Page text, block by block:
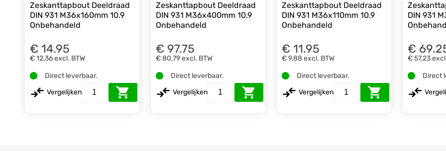
Zeskanttapbout Deeldraad
DIN 931 M36x160mm 10.9
Onbehandeld
€ 14.95
€ 12,36excl. BTW
Direct leverbaar.
Vergelijken
Zeskanttapbout Deeldraad
DIN 931 M36x400mm 10.9
Onbehandeld
€ 97.75
€ 80,79excl. BTW
Direct leverbaar.
Vergelijken
Zeskanttapbout Deeldraad
DIN 931 M36x110mm 10.9
Onbehandeld
€ 11.95
€ 9,88 excl. BTW
Direct leverbaar.
Vergelijken
DIN 931
€
€ 57,23
Direct